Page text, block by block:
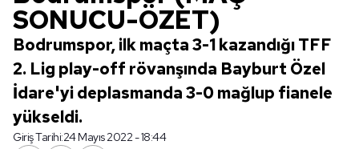
SONUCU-ÖZET)
Bodrumspor, ilk maçta 3-1 kazandığı TFF
2. Lig play-off rövanşında Bayburt Özel
İdare'yi deplasmanda 3-0 mağlup fianele
yükseldi.
Giriş Tarihi:24 Mayıs 2022 - 18:44